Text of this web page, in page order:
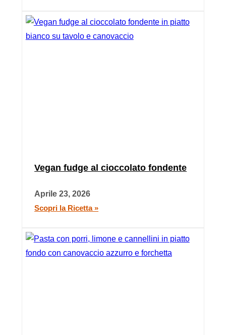
Vegan fudge al cioccolato fondente
Aprile 23, 2026
Scopri la Ricetta »